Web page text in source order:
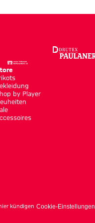
by Player
kündigen Cookie-Einstellungen